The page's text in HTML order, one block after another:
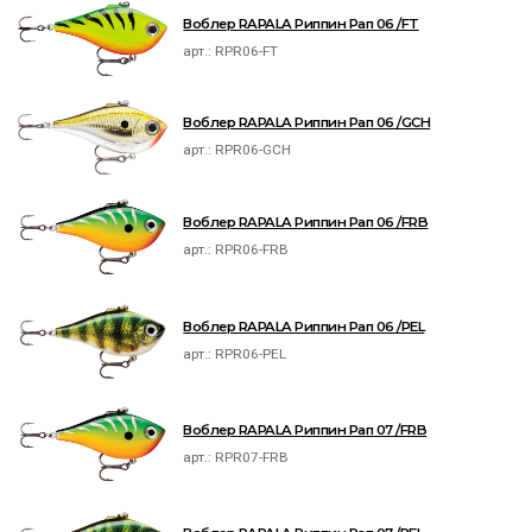
Воблер RAPALA Риппин Рап 06 /FT
арт.: RPR06-FT
Воблер RAPALA Риппин Рап 06 /GCH
арт.: RPR06-GCH
Воблер RAPALA Риппин Рап 06 /FRB
арт.: RPR06-FRB
Воблер RAPALA Риппин Рап 06 /PEL
арт.: RPR06-PEL
Воблер RAPALA Риппин Рап 07 /FRB
арт.: RPR07-FRB